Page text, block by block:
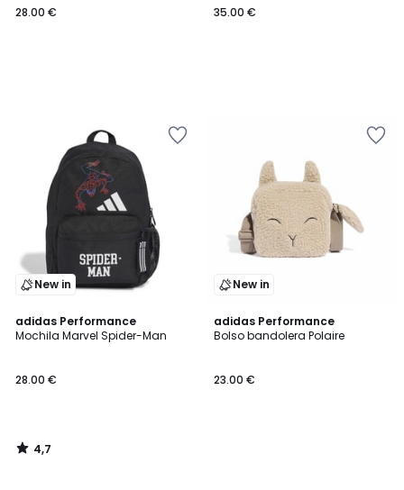
28.00 € 35.00 €
New in
adidas Performance
Mochila Marvel Spider-Man
28.00 €
4,7
/ 5
4,7
/
New in
adidas Performance
Bolso bandolera Polaire
23.00 €